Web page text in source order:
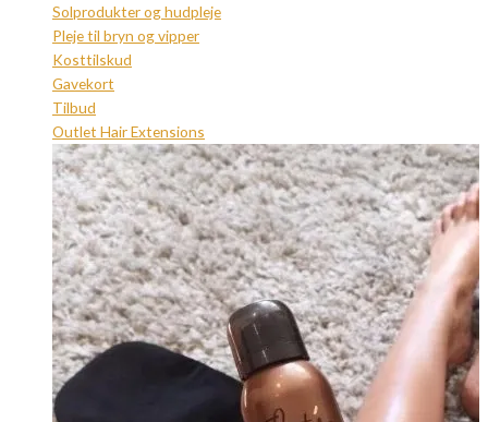
Solprodukter og hudpleje
Pleje til bryn og vipper
Kosttilskud
Gavekort
Tilbud
Outlet Hair Extensions